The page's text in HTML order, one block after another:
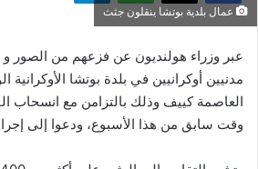
عمال بلدية بوتشا ينقلون جثث
عبر وزراء هولنديون عن فزعهم من الصور
مدنيين أوكرانيين في بلدة بوتشا
العاصمة كييف وذلك بالتزامن مع انسحاب
وقت سابق من هذا الأسبوع، ودعوا إلى